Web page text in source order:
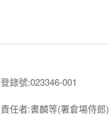
登錄號:023346-001
責任者:書麟等(署倉場侍郎)